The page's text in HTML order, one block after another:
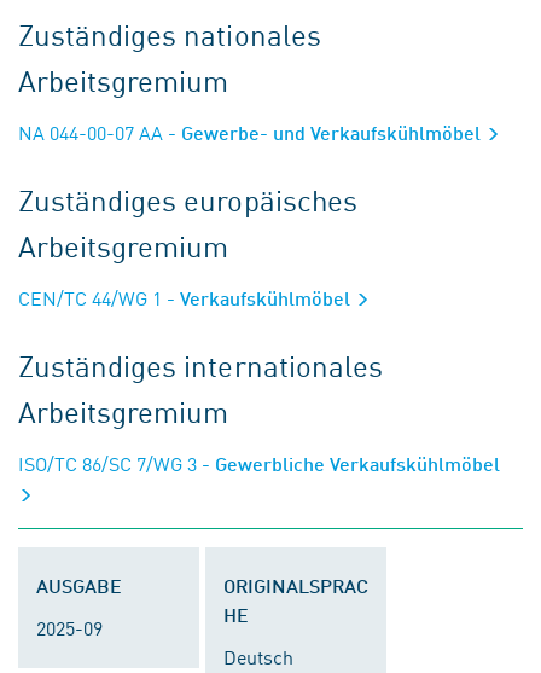
Zuständiges nationales
Arbeitsgremium
NA 044-00-07 AA - Gewerbe- und Verkaufskühlmöbel
Zuständiges europäisches
Arbeitsgremium
CEN/TC 44/WG 1 - Verkaufskühlmöbel
Zuständiges internationales
Arbeitsgremium
ISO/TC 86/SC 7/WG 3 - Gewerbliche Verkaufskühlmöbel
AUSGABE
2025-09
ORIGINALSPRAC
HE
Deutsch